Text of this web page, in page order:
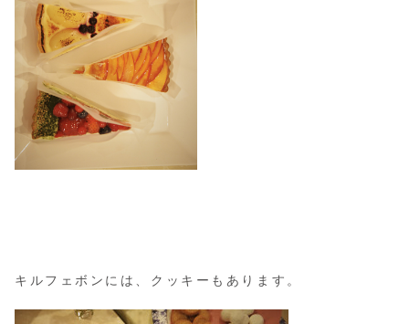
キルフェボンには、クッキーもあります。